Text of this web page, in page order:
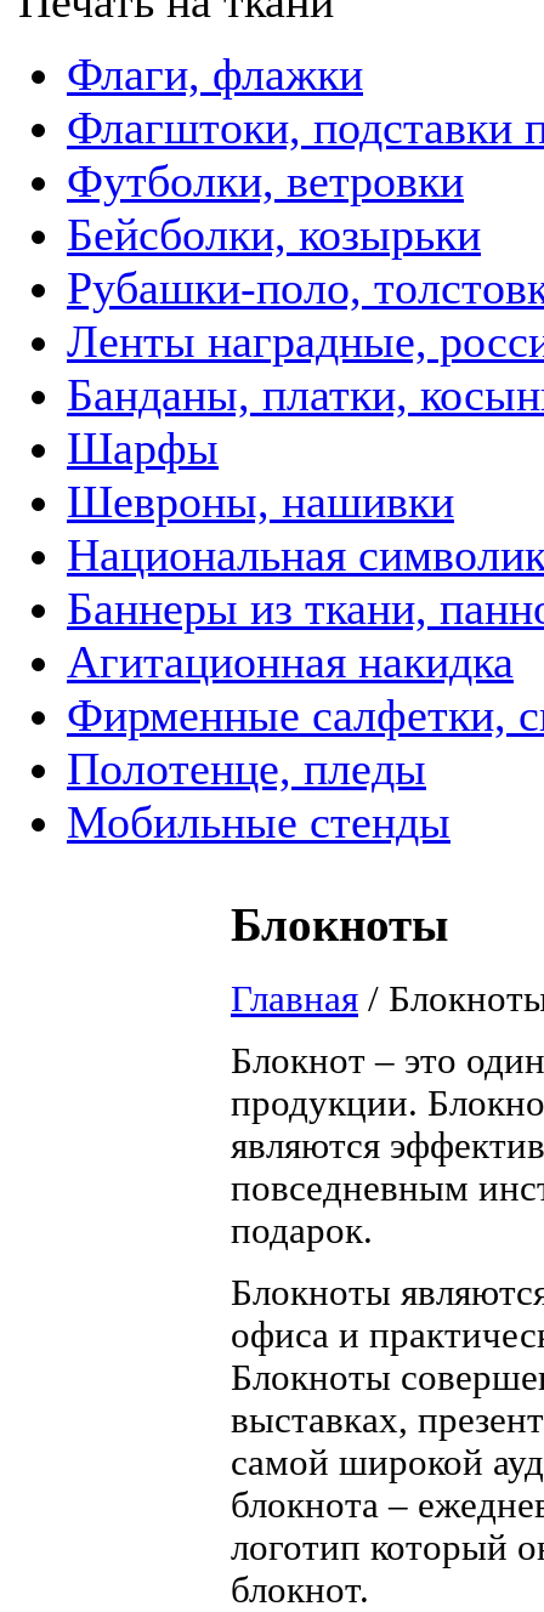
Флаги, флажки
Флагштоки, подставки
Футболки, ветровки
Бейсболки, козырьки
Рубашки-поло,
Ленты наградные,
Банданы, платки,
Шарфы
Шевроны, нашивки
Национальная
Баннеры из ткани,
Агитационная накидка
Фирменные салфетки,
Полотенце, пледы
Мобильные стенды
Блокноты
Главная /
Блокнот – это
продукции.
являются
повседневным
подарок.
Блокноты
офиса и
Блокноты
выставках,
самой широкой
блокнота –
логотип который
блокнот.